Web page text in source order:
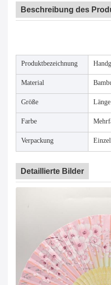
Beschreibung des
Produktbezeichnung
Material
Größe
Farbe
Verpackung
Detaillierte Bilder